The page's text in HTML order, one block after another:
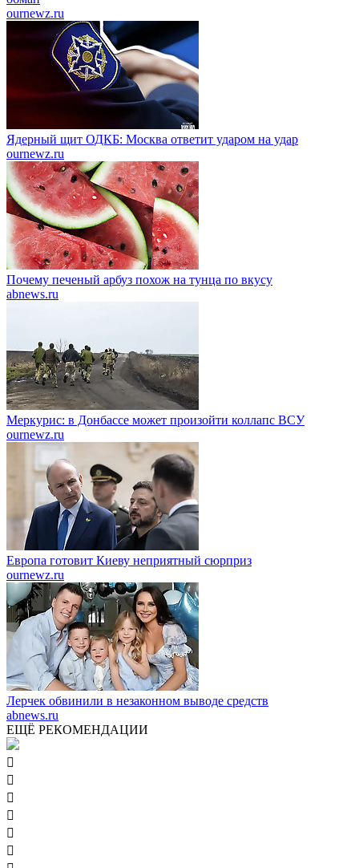
ournewz.ru
Ядерный щит ОДКБ: Москва ответит ударом на удар
ournewz.ru
Почему печеный арбуз похож на тунца по вкусу
abnews.ru
Меркурис: в Донбассе может произойти коллапс ВСУ
ournewz.ru
Европа готовит Киеву неприятный сюрприз
ournewz.ru
Лерчек обвинили в незаконном выводе средств
abnews.ru
ЕЩЁ РЕКОМЕНДАЦИИ





